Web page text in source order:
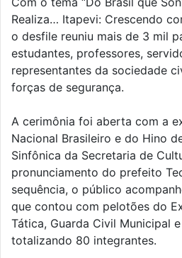
Realiza… Itapevi: Crescendo
o desfile reuniu mais de 3 mil
estudantes, professores,
representantes da sociedade
forças de segurança.
A cerimônia foi aberta com a
Nacional Brasileiro e do Hino
Sinfônica da Secretaria de
pronunciamento do prefeito
sequência, o público
que contou com pelotões do
Tática, Guarda Civil Municipal
totalizando 80 integrantes.